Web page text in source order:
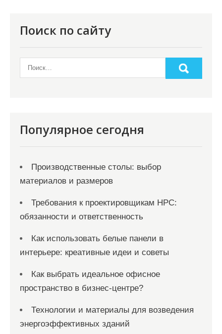
Поиск по сайту
Популярное сегодня
Производственные столы: выбор
материалов и размеров
Требования к проектировщикам НРС:
обязанности и ответственность
Как использовать белые панели в
интерьере: креативные идеи и советы
Как выбрать идеальное офисное
пространство в бизнес-центре?
Технологии и материалы для возведения
энергоэффективных зданий